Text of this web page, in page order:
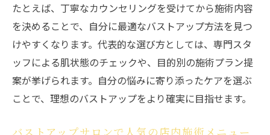
たとえば、丁寧なカウンセリングを受けてから施術内容
を決めることで、自分に最適なバストアップ方法を見つ
けやすくなります。代表的な選び方としては、専門スタ
ッフによる肌状態のチェックや、目的別の施術プラン提
案が挙げられます。自分の悩みに寄り添ったケアを選ぶ
ことで、理想のバストアップをより確実に目指せます。